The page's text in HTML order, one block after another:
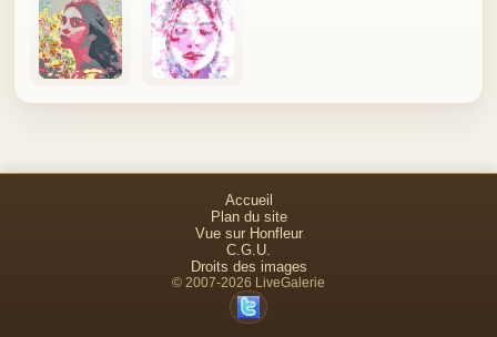
Accueil
Plan du site
Vue sur Honfleur
C.G.U.
Droits des images
© 2007-2026 LiveGalerie